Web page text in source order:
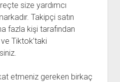
size yardımcı
Takipçi satın
fazla kişi tarafından
Tiktok’taki
etmeniz gereken birkaç